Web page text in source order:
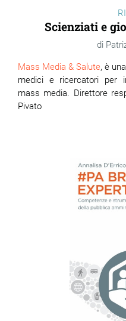
Scienziati e
Mass Media & Salute, è
medici e ricercatori per
mass media. Direttore
Pivato